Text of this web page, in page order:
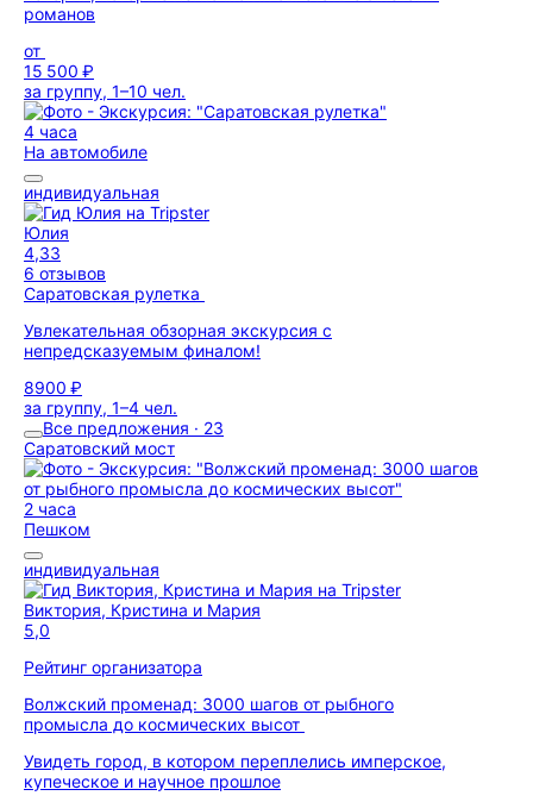
романов
от
15 500 ₽
за группу, 1–10 чел.
4 часа
На автомобиле
индивидуальная
Юлия
4,33
6 отзывов
Саратовская рулетка
Увлекательная обзорная экскурсия с
непредсказуемым финалом!
8900 ₽
за группу, 1–4 чел.
Все предложения · 23
Саратовский мост
2 часа
Пешком
индивидуальная
Виктория, Кристина и Мария
5,0
Рейтинг организатора
Волжский променад: 3000 шагов от рыбного
промысла до космических высот
Увидеть город, в котором переплелись имперское,
купеческое и научное прошлое